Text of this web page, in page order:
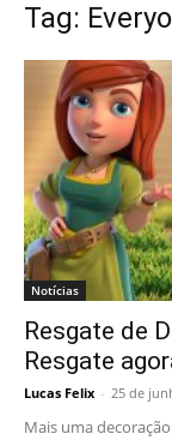
Tag:
Notícias
Resgate de
Resgate
Lucas Felix - 25 de
Mais uma